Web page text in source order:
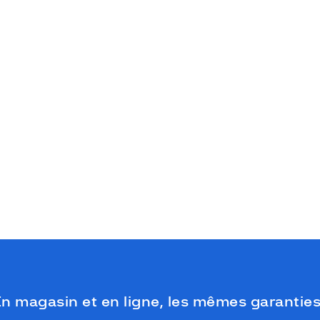
magasin et en ligne, les mêmes